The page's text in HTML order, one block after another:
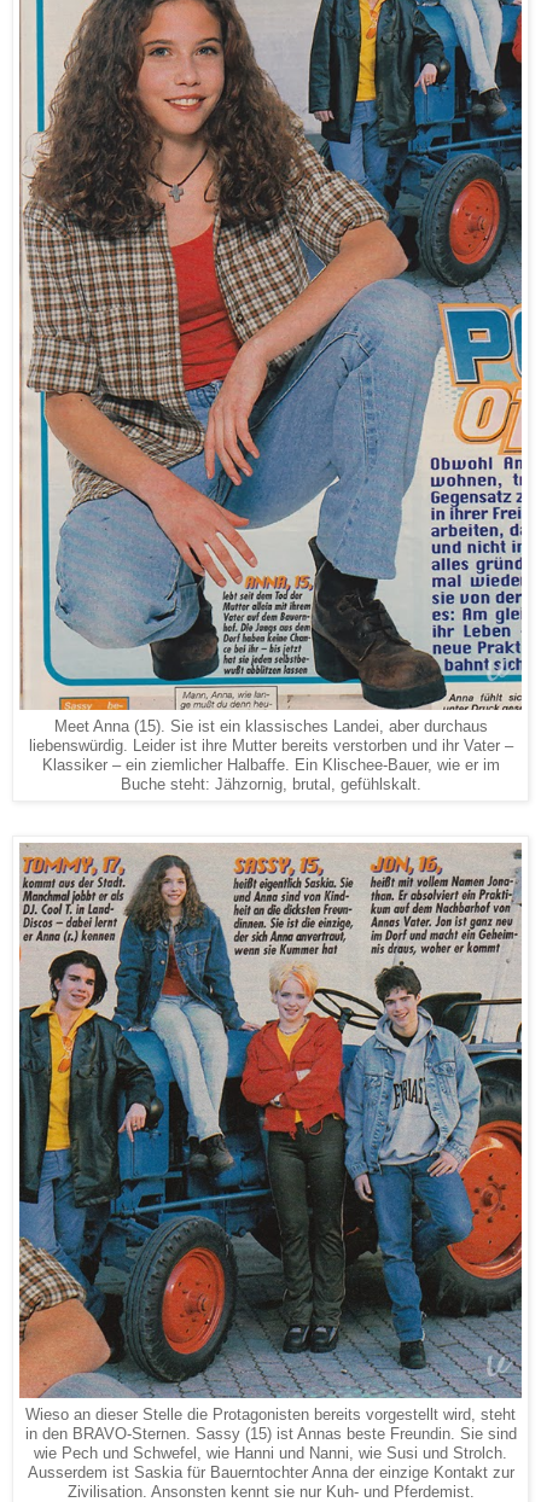
Meet Anna (15). Sie ist ein klassisches Landei, aber durchaus
liebenswürdig. Leider ist ihre Mutter bereits verstorben und ihr Vater –
Klassiker – ein ziemlicher Halbaffe. Ein Klischee-Bauer, wie er im
Buche steht: Jähzornig, brutal, gefühlskalt.
Wieso an dieser Stelle die Protagonisten bereits vorgestellt wird, steht
in den BRAVO-Sternen. Sassy (15) ist Annas beste Freundin. Sie sind
wie Pech und Schwefel, wie Hanni und Nanni, wie Susi und Strolch.
Ausserdem ist Saskia für Bauerntochter Anna der einzige Kontakt zur
Zivilisation. Ansonsten kennt sie nur Kuh- und Pferdemist.